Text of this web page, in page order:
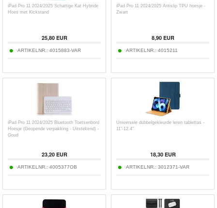
iPad Pro 11 2024/2025 Schattige Kat Hybride
Hoes met Kickstand
25,80EUR
ARTIKELNR.: 4015883-VAR
iPad Pro 11 2024/2025 Antislip TPU hoesje -
Zwart
8,90EUR
ARTIKELNR.: 4015211
iPad Pro 11 2024/2025 Bluetooth Toetsenbord
Hoesje (Geopende verpakking - Uitstekend) -
Goud
23,20EUR
ARTIKELNR.: 4005377OB
Universele dubbelgekleurde leren tablettas -
11"-12.4"
18,30EUR
ARTIKELNR.: 3012371-VAR